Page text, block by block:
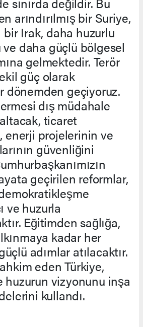
arındırılmış bir Suriye,
bir Irak, daha huzurlu
daha güçlü bölgesel
gelmektedir. Terör
güç olarak
dönemden geçiyoruz.
dış müdahale
ticaret
enerji projelerinin ve
güvenliğini
geçirilen reformlar,
ve huzurla
Eğitimden sağlığa,
kadar her
adımlar atılacaktır.
eden Türkiye,
huzurun vizyonunu inşa
kullandı.